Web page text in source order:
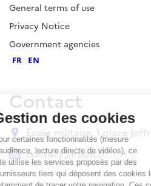
General terms of use
Privacy Notice
Government agencies
FR EN
Contact
École militaire, 1 place
contact@irsem.fr